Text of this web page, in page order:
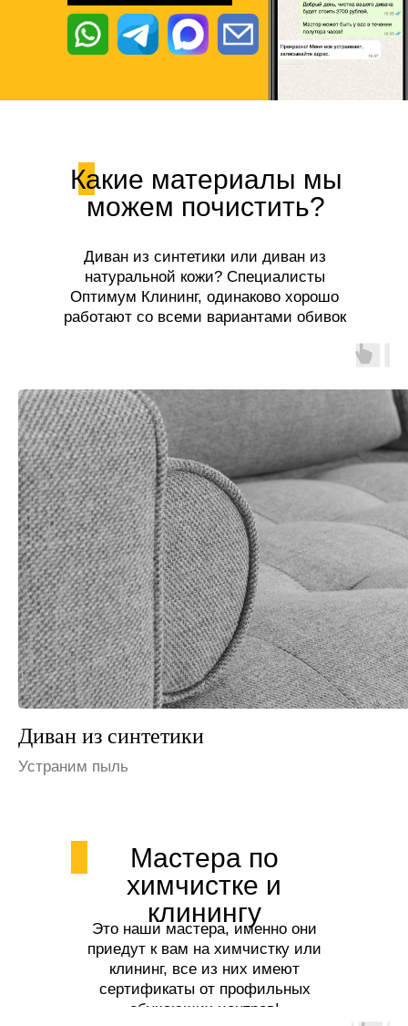
Какие материалы мы
можем почистить?
Диван из синтетики или диван из
натуральной кожи? Специалисты
Оптимум Клининг, одинаково хорошо
работают со всеми вариантами обивок
Диван из флока
Избавим от запаха мочи
Мастера по
химчистке и
клинингу
Это наши мастера, именно они
приедут к вам на химчистку или
клининг, все из них имеют
сертификаты от профильных
обучающих центров!